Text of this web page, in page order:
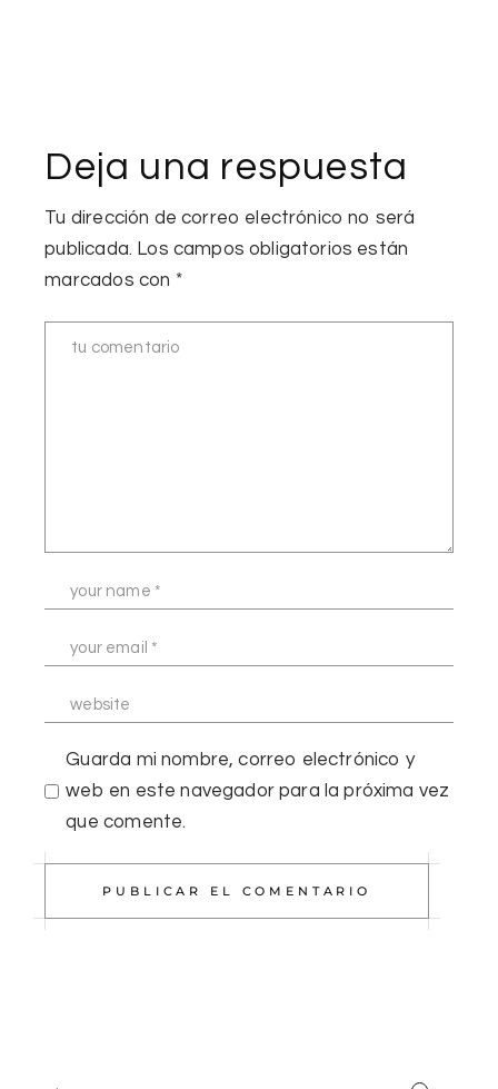
Deja una respuesta
Tu dirección de correo electrónico no será
publicada. Los campos obligatorios están
marcados con *
Guarda mi nombre, correo electrónico y
web en este navegador para la próxima vez
que comente.
PUBLICAR EL COMENTARIO